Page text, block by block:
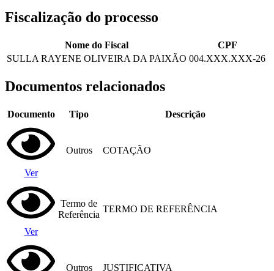
Fiscalização do processo
Nome do Fiscal
CPF
SULLA RAYENE OLIVEIRA DA PAIXÃO 004.XXX.XXX-26
Documentos relacionados
Documento Tipo Descrição
Ver
Outros COTAÇÃO
Ver
Termo de
Referência
TERMO DE REFERÊNCIA
Outros JUSTIFICATIVA